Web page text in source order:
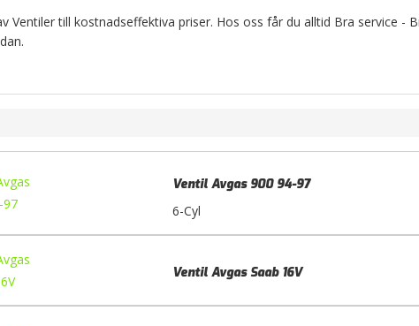
till kostnadseffektiva priser. Hos oss får du alltid Bra service -
Ventil Avgas 900 94-97
6-Cyl
Ventil Avgas Saab 16V